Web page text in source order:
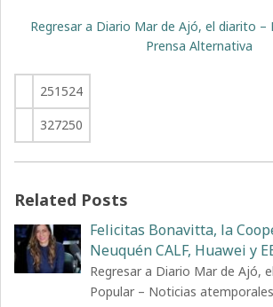
Regresar a Diario Mar de Ajó, el diarito –
Prensa Alternativa
251524
327250
Related Posts
Felicitas Bonavitta, la
Neuquén CALF, Huawei y
Regresar a Diario Mar de Ajó,
Popular – Noticias atemporales